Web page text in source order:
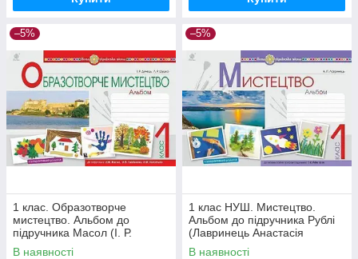
–5%
1 клас. Образотворче
мистецтво. Альбом до
підручника Масол (І. Р.
Дунець, Л. Р. Шушко), Богдан
В наявності
–5%
1 клас НУШ. Мистецтво.
Альбом до підручника Рублі
(Лавринець Анастасія
Павлівна), Богдан
В наявності